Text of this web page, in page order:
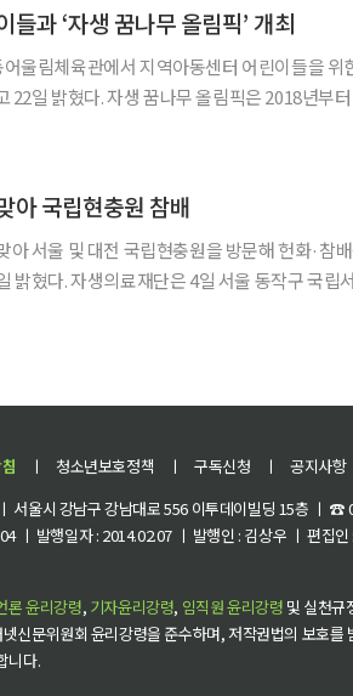
과 ‘자생 꿈나무 올림픽’ 개최
울림체육관에서 지역아동센터 어린이들을 위
림픽은 2018년부터 지
아 국립현충원 참배
서울 및 대전 국립현충원을 방문해 헌화·참
동작구 국립서울
ㅣ 청소년보호정책 ㅣ 구독신청 ㅣ 공지사항
서울시 강남구 강남대로 556 이투데이빌딩 15층 ㅣ ☎
ㅣ 발행일자 : 2014.02.07 ㅣ 발행인 : 김상우 ㅣ 편집
론 윤리강령, 기자윤리강령, 임직원 윤리강령 및 실천규
신문위원회 윤리강령을 준수하며, 저작권법의 보호를
니다.